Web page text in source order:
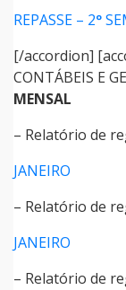
REPASSE – 2º
[/accordion]
CONTÁBEIS E
MENSAL
– Relatório de
JANEIRO
– Relatório de
JANEIRO
– Relatório de